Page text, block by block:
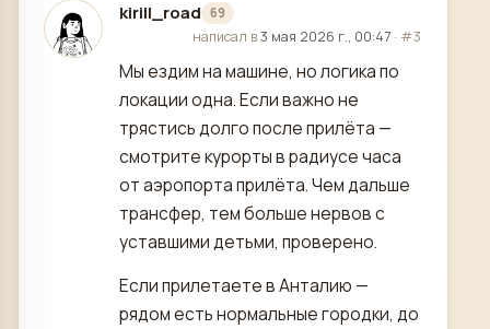
kirill_road 69
отредактировано
написал в3 мая 2026 г., 00:47 · #3
Мы ездим на машине, но логика по
локации одна. Если важно не
трястись долго после прилёта —
смотрите курорты в радиусе часа
от аэропорта прилёта. Чем дальше
трансфер, тем больше нервов с
уставшими детьми, проверено.
Если прилетаете в Анталию —
рядом есть нормальные городки, до